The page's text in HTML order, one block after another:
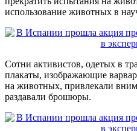
использование животных в
Сотни активистов, одетых в
плакаты, изображающие
на животных, привлекали
раздавали брошюры.